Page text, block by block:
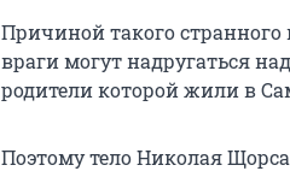
Причиной такого
враги могут надругаться
родители которой жили в
Поэтому тело Николая